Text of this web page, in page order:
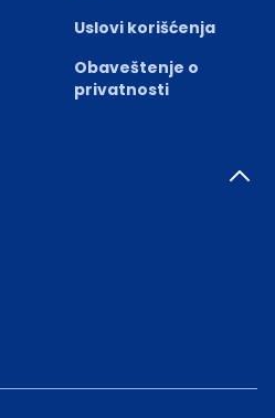
Uslovi korišćenja
Obaveštenje o
privatnosti